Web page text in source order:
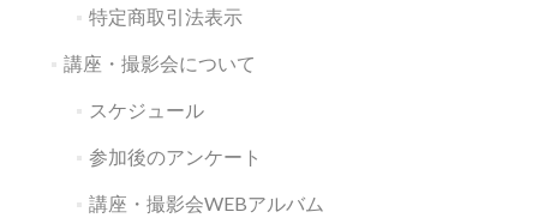
特定商取引法表示
講座・撮影会について
スケジュール
参加後のアンケート
講座・撮影会WEBアルバム